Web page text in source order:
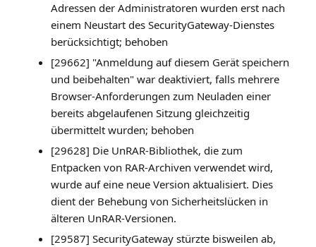
Adressen der Administratoren wurden erst nach
einem Neustart des SecurityGateway-Dienstes
berücksichtigt; behoben
[29662] "Anmeldung auf diesem Gerät speichern
und beibehalten" war deaktiviert, falls mehrere
Browser-Anforderungen zum Neuladen einer
bereits abgelaufenen Sitzung gleichzeitig
übermittelt wurden; behoben
[29628] Die UnRAR-Bibliothek, die zum
Entpacken von RAR-Archiven verwendet wird,
wurde auf eine neue Version aktualisiert. Dies
dient der Behebung von Sicherheitslücken in
älteren UnRAR-Versionen.
[29587] SecurityGateway stürzte bisweilen ab,